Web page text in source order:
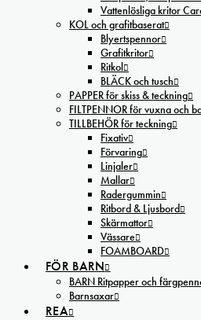
Vattenlösliga kritor
KOL och grafitbaserat
Blyertspennor
Grafitkritor
Ritkol
BLÄCK och tusch
PAPPER för skiss & teckning
FILTPENNOR för vuxna och
TILLBEHÖR för teckning
Fixativ
Förvaring
Linjaler
Mallar
Radergummin
Ritbord & Ljusbord
Skärmattor
Vässare
FOAMBOARD
FÖR BARN
BARN Ritpapper och
Barnsaxar
REA